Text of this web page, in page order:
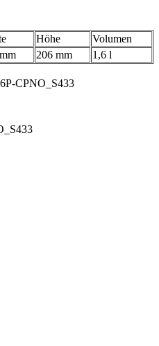
Höhe
Volumen
206 mm 1,6 l
CPNO_S433